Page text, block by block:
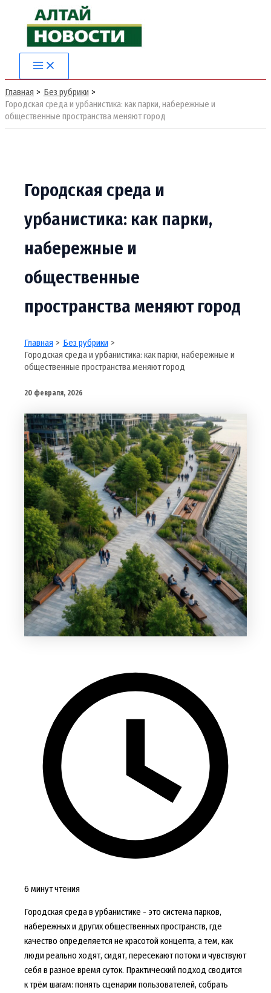
содержимому
Main
Menu
Главная
Без рубрики
Городская среда и урбанистика: как парки, набережные и
общественные пространства меняют город
Городская среда и
урбанистика: как парки,
набережные и
общественные
пространства меняют город
Главная
Без рубрики
Городская среда и урбанистика: как парки, набережные и
общественные пространства меняют город
20 февраля, 2026
6 минут чтения
Городская среда в урбанистике - это система парков,
набережных и других общественных пространств, где
качество определяется не красотой концепта, а тем, как
люди реально ходят, сидят, пересекают потоки и чувствуют
себя в разное время суток. Практический подход сводится
к трём шагам: понять сценарии пользователей, собрать